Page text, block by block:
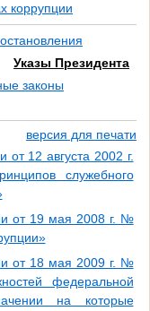
коррупции
Указы Президента
законы
версия для печати
от 12 августа 2002 г.
служебного
от 19 мая 2008 г. №
от 18 мая 2009 г. №
федеральной
на которые